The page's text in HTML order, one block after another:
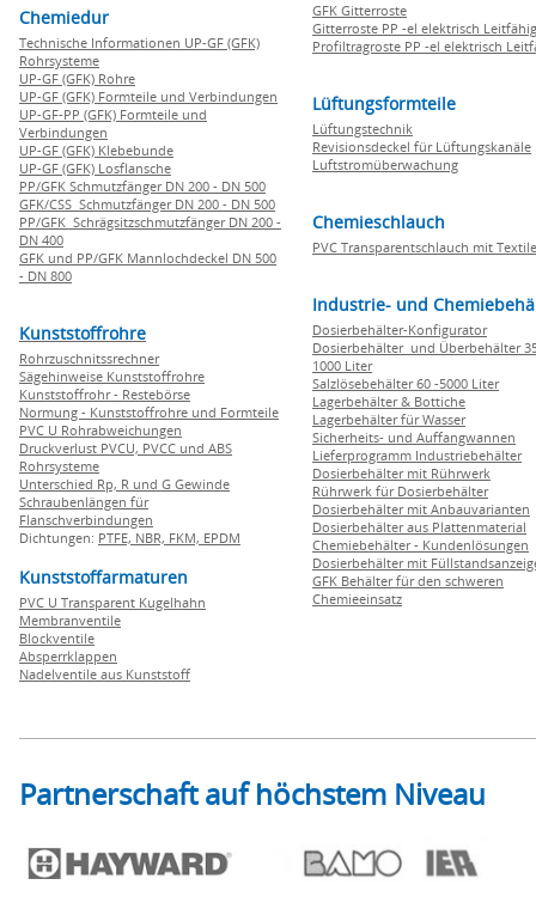
Chemiedur
Technische Informationen UP-GF (GFK)
Rohrsysteme
UP-GF (GFK) Rohre
UP-GF (GFK) Formteile und Verbindungen
UP-GF-PP (GFK) Formteile und
Verbindungen
UP-GF (GFK) Klebebunde
UP-GF (GFK) Losflansche
PP/GFK Schmutzfänger DN 200 - DN 500
GFK/CSS Schmutzfänger DN 200 - DN 500
PP/GFK Schrägsitzschmutzfänger DN 200 -
DN 400
GFK und PP/GFK Mannlochdeckel DN 500
- DN 800
Kunststoffrohre
Rohrzuschnitssrechner
Sägehinweise Kunststoffrohre
Kunststoffrohr - Restebörse
Normung - Kunststoffrohre und Formteile
PVC U Rohrabweichungen
Druckverlust PVCU, PVCC und ABS
Rohrsysteme
Unterschied Rp, R und G Gewinde
Schraubenlängen für
Flanschverbindungen
Dichtungen: PTFE, NBR, FKM, EPDM
Kunststoffarmaturen
PVC U Transparent Kugelhahn
Membranventile
Blockventile
Absperrklappen
Nadelventile aus Kunststoff
GFK Gitterroste
Gitterroste PP -el elektrisch Leitfähig
Profiltragroste PP -el elektrisch
Lüftungsformteile
Lüftungstechnik
Revisionsdeckel für Lüftungskanäle
Luftstromüberwachung
Chemieschlauch
PVC Transparentschlauch mit
Industrie- und
Dosierbehälter-Konfigurator
Dosierbehälter und Überbehälter
1000 Liter
Salzlösebehälter 60 -5000 Liter
Lagerbehälter & Bottiche
Lagerbehälter für Wasser
Sicherheits- und Auffangwannen
Lieferprogramm Industriebehälter
Dosierbehälter mit Rührwerk
Rührwerk für Dosierbehälter
Dosierbehälter mit Anbauvarianten
Dosierbehälter aus Plattenmaterial
Chemiebehälter - Kundenlösungen
Dosierbehälter mit
GFK Behälter für den schweren
Chemieeinsatz
Partnerschaft auf höchstem Niveau